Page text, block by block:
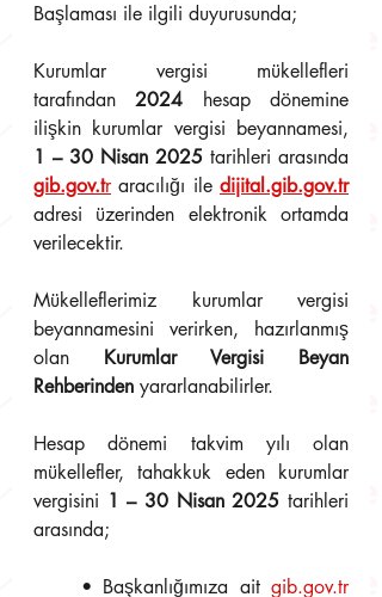
Başlaması ile ilgili duyurusunda;
Kurumlar vergisi mükellefleri
tarafından 2024 hesap dönemine
1 – 30 Nisan 2025
gib.gov.tr aracılığı ile dijital.gib.gov.tr
adresi üzerinden elektronik ortamda
verilecektir.
Mükelleflerimiz kurumlar vergisi
beyannamesini verirken, hazırlanmış
olan Kurumlar Vergisi Beyan
Rehberinden yararlanabilirler.
Hesap dönemi takvim yılı olan
mükellefler, tahakkuk eden kurumlar
vergisini 1 – 30 Nisan 2025 tarihleri
arasında;
• Başkanlığımıza ait gib.gov.tr